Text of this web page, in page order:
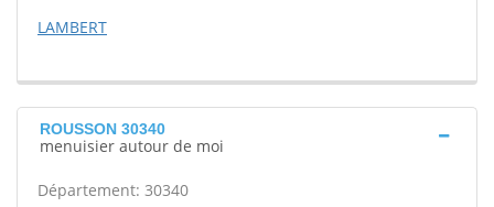
LAMBERT
ROUSSON 30340
menuisier autour de moi
Département: 30340